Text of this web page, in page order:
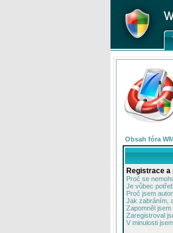
Obsah fóra
Registrace
Proč se
Je vůbec
Proč jsem
Jak zabráním,
Zapomněl jsem
Zaregistroval
V minulosti